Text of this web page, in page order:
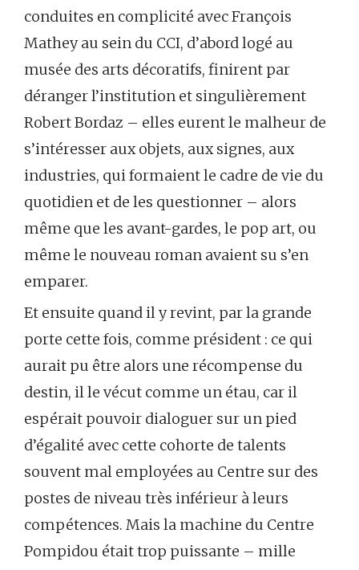
conduites en complicité avec François
Mathey au sein du CCI, d’abord logé au
musée des arts décoratifs, finirent par
déranger l’institution et singulièrement
Robert Bordaz – elles eurent le malheur de
s’intéresser aux objets, aux signes, aux
industries, qui formaient le cadre de vie du
quotidien et de les questionner – alors
même que les avant-gardes, le pop art, ou
même le nouveau roman avaient su s’en
emparer.
Et ensuite quand il y revint, par la grande
porte cette fois, comme président : ce qui
aurait pu être alors une récompense du
destin, il le vécut comme un étau, car il
espérait pouvoir dialoguer sur un pied
d’égalité avec cette cohorte de talents
souvent mal employées au Centre sur des
postes de niveau très inférieur à leurs
compétences. Mais la machine du Centre
Pompidou était trop puissante – mille